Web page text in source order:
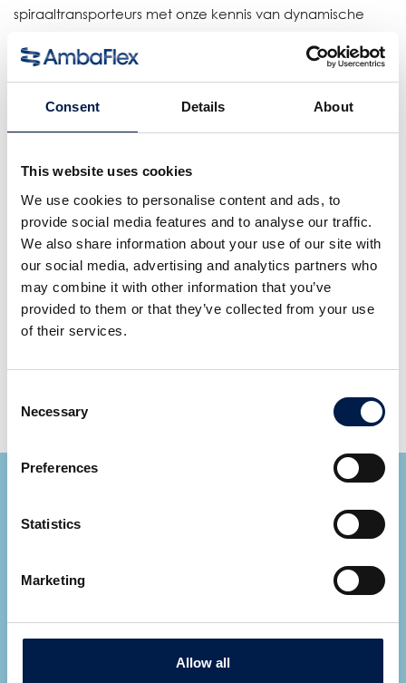
Consent Details About
This website uses cookies
We use cookies to personalise content and ads, to
provide social media features and to analyse our traffic.
We also share information about your use of our site with
our social media, advertising and analytics partners who
may combine it with other information that you’ve
provided to them or that they’ve collected from your use
of their services.
Selection
Necessary
Preferences
Statistics
Marketing
Allow all
spiraaltransporteurs met onze kennis van dynamische
Geschikt voor de volgende producten:
Primaire verpakkingen zoals dozen, snoeprepen,
biscuitverpakkingen, persoonlijke verzorgingsproducten
zoals zakjes, stazakken, flessen en blikken. Tere
verpakkingen.
Details
Bandbreedte: 140- 200 mm
Multi-belts: Sporen verticaal in elkaar gepast: één
spoor omlaag met daarboven één spoor omhoog.
Snelheid: tot 40m/min
Area Sales Manager
KLIK HIER VOOR AL ONZE EXPERTS